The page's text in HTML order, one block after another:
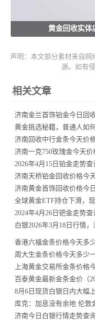
黄金回收实体
声明：本文部分素材来自
源。如有
相关文章
济南金兰首饰铂金今日回
黄金挑选秘籍，普通人如
济南回收中行金条今天价
济南一克750玫瑰金今天价
2026年4月15日铂金走势
济南天桥铂金回收价格今
济南黄金首饰回收价格今
全球黄金ETF持仓下滑，
2024年4月26日钯金走势
白银2026年3月18日行情
香港六福金条价格今天多
周大生金条价格今天多少
上海黄金交易所金条价格
百泰黄金最新金条金价（
8月6日现货白银日内大幅
库克：加息没有余地 伦敦
济南今日白银行情走势查